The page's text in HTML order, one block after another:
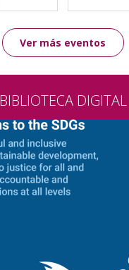
Ver más eventos
BIBLIOTECA DIGITAL